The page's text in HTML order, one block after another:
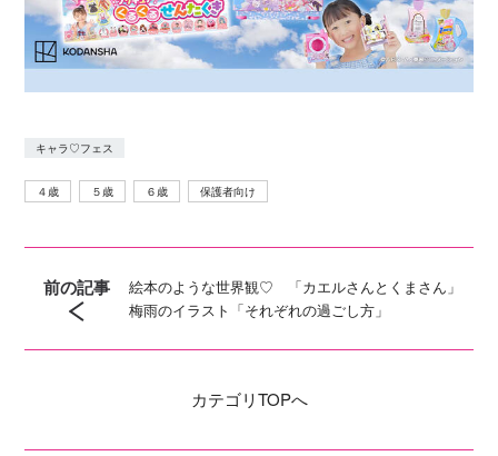
キャラ♡フェス
４歳 ５歳 ６歳 保護者向け
前の記事
絵本のような世界観♡ 「カエルさんとくまさん」
梅雨のイラスト「それぞれの過ごし方」
カテゴリTOPへ